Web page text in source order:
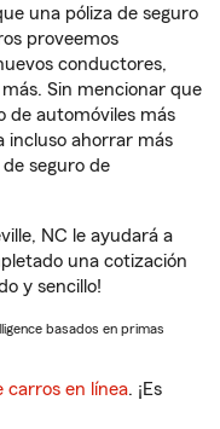
una póliza de seguro
proveemos
conductores,
Sin mencionar que
de automóviles más
incluso ahorrar más
seguro de
NC le ayudará a
una cotización
y sencillo!
basados en primas
carros en línea. ¡Es